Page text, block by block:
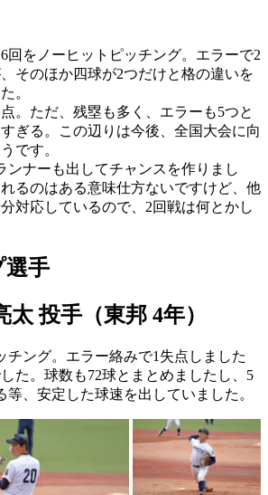
回をノーヒットピッチング。エラーで2
そのほか四球が2つだけと格の違いを
。
。ただ、残塁も多く、エラーも5つと
ぎる。この辺りは今後、全国大会に向
です。
ンナーも出してチャンスを作りまし
るのはある意味仕方ないですけど、他
対応しているので、2回戦は何とかし
選手
投手（東邦 4年）
チング。エラー絡みで1失点しました
た。球数も72球とまとめましたし、5
等、安定した球速を出していました。